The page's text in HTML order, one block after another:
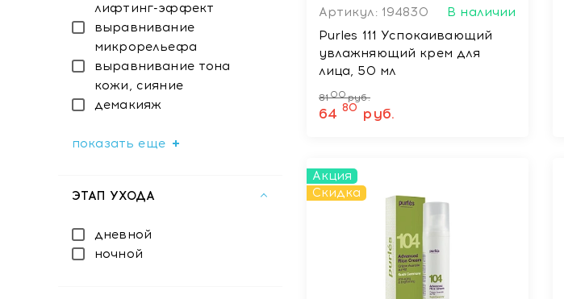
лифтинг-эффект
выравнивание
микрорельефа
выравнивание тона
кожи, сияние
демакияж
показать еще
ЭТАП УХОДА
дневной
ночной
Артикул: 194830
В наличии
Purles 111 Успокаивающий
увлажняющий крем для
лица, 50 мл
81 00 руб.
64 80 руб.
Акция
Скидка